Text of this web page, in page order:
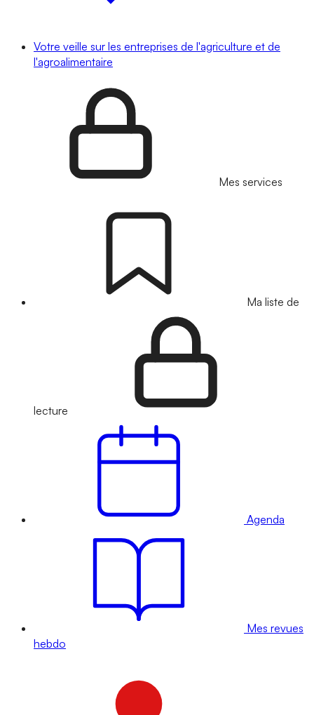
Votre veille sur les entreprises de l'agriculture et de
l'agroalimentaire
Mes services
Ma liste de
lecture
Agenda
Mes revues
hebdo